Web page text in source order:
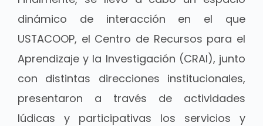
dinámico de interacción en el que
USTACOOP, el Centro de Recursos para el
Aprendizaje y la Investigación (CRAI), junto
con distintas direcciones institucionales,
presentaron a través de actividades
lúdicas y participativas los servicios y